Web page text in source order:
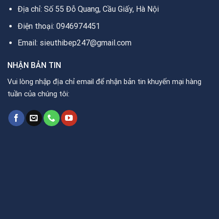
Địa chỉ: Số 55 Đỗ Quang, Cầu Giấy, Hà Nội
Điện thoại: 0946974451
Email: sieuthibep247@gmail.com
NHẬN BẢN TIN
Vui lòng nhập địa chỉ email để nhận bản tin khuyến mại hàng
tuần của chúng tôi: